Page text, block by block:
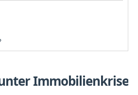
Immobilienkrise